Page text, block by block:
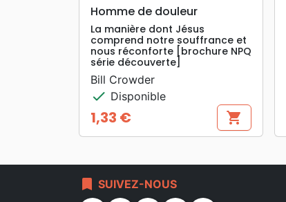
search APERÇU RAPIDE
Homme de douleur
La manière dont Jésus
comprend notre souffrance et
nous réconforte [brochure NPQ
série découverte]
Bill Crowder
check Disponible
Prix
1,33 € shopping_cart
bookmark SUIVEZ-NOUS